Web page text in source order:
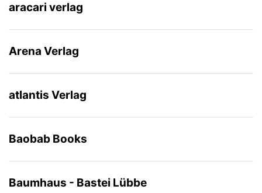
aracari verlag
Arena Verlag
atlantis Verlag
Baobab Books
Baumhaus - Bastei Lübbe